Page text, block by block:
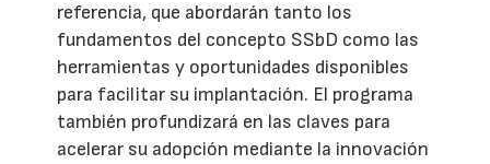
referencia, que abordarán tanto los
fundamentos del concepto SSbD como las
herramientas y oportunidades disponibles
para facilitar su implantación. El programa
también profundizará en las claves para
acelerar su adopción mediante la innovación